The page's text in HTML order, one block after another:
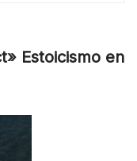
Estoicismo en